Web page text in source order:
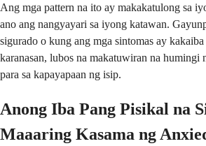
Ang mga pattern na ito ay makakatulong sa
ano ang nangyayari sa iyong katawan.
sigurado o kung ang mga sintomas ay
karanasan, lubos na makatuwiran na humingi
para sa kapayapaan ng isip.
Anong Iba Pang Pisikal na
Maaaring Kasama ng